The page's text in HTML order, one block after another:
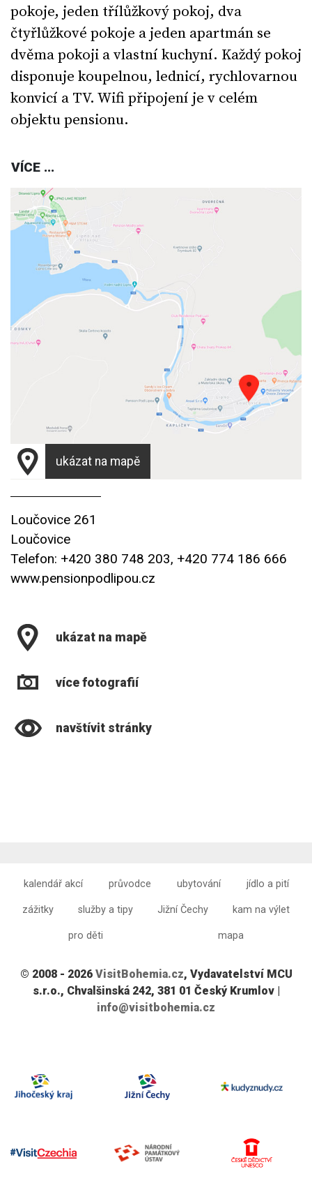
pokoje, jeden třílůžkový pokoj, dva
čtyřlůžkové pokoje a jeden apartmán se
dvěma pokoji a vlastní kuchyní. Každý pokoj
disponuje koupelnou, lednicí, rychlovarnou
konvicí a TV. Wifi připojení je v celém
objektu pensionu.
VÍCE ...
ukázat na mapě
Loučovice 261
Loučovice
Telefon: +420 380 748 203, +420 774 186 666
www.pensionpodlipou.cz
ukázat na mapě
více fotografií
navštívit stránky
kalendář akcí průvodce ubytování jídlo a pití
zážitky služby a tipy Jižní Čechy kam na výlet
pro děti mapa
© 2008 - 2026 VisitBohemia.cz, Vydavatelství MCU
s.r.o., Chvalšinská 242, 381 01 Český Krumlov |
info@visitbohemia.cz